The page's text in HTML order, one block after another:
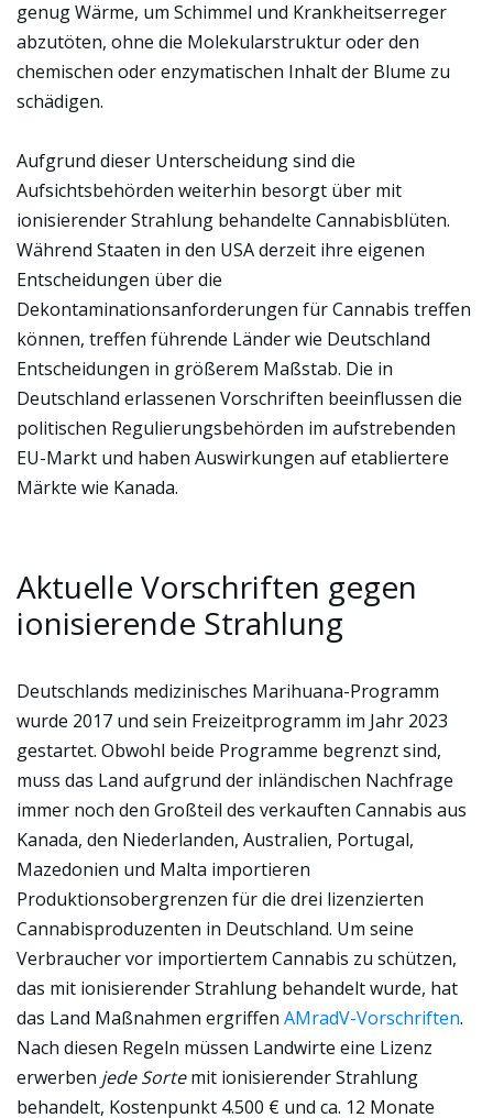
genug Wärme, um Schimmel und Krankheitserreger
abzutöten, ohne die Molekularstruktur oder den
chemischen oder enzymatischen Inhalt der Blume zu
schädigen.
Aufgrund dieser Unterscheidung sind die
Aufsichtsbehörden weiterhin besorgt über mit
ionisierender Strahlung behandelte Cannabisblüten.
Während Staaten in den USA derzeit ihre eigenen
Entscheidungen über die
Dekontaminationsanforderungen für Cannabis treffen
können, treffen führende Länder wie Deutschland
Entscheidungen in größerem Maßstab. Die in
Deutschland erlassenen Vorschriften beeinflussen die
politischen Regulierungsbehörden im aufstrebenden
EU-Markt und haben Auswirkungen auf etabliertere
Märkte wie Kanada.
Aktuelle Vorschriften gegen
ionisierende Strahlung
Deutschlands medizinisches Marihuana-Programm
wurde 2017 und sein Freizeitprogramm im Jahr 2023
gestartet. Obwohl beide Programme begrenzt sind,
muss das Land aufgrund der inländischen Nachfrage
immer noch den Großteil des verkauften Cannabis aus
Kanada, den Niederlanden, Australien, Portugal,
Mazedonien und Malta importieren
Produktionsobergrenzen für die drei lizenzierten
Cannabisproduzenten in Deutschland. Um seine
Verbraucher vor importiertem Cannabis zu schützen,
das mit ionisierender Strahlung behandelt wurde, hat
das Land Maßnahmen ergriffen AMradV-Vorschriften.
Nach diesen Regeln müssen Landwirte eine Lizenz
erwerben jede Sortemit ionisierender Strahlung
behandelt, Kostenpunkt 4.500 € und ca. 12 Monate